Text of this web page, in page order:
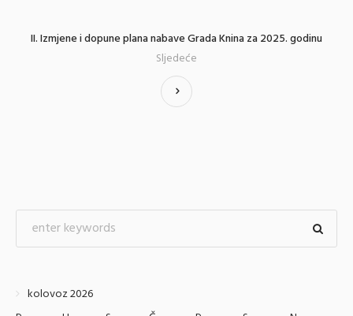
II. Izmjene i dopune plana nabave Grada Knina za 2025. godinu
Sljedeće
kolovoz 2026